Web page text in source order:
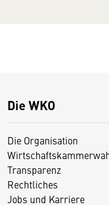
Die WKO
Die Organisation
Transparenz
Rechtliches
Jobs und Karriere